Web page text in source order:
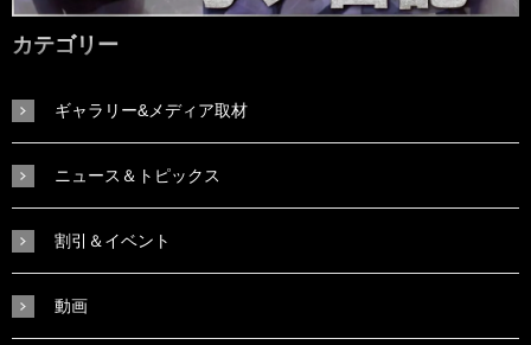
カテゴリー
ギャラリー&メディア取材
ニュース＆トピックス
割引＆イベント
動画